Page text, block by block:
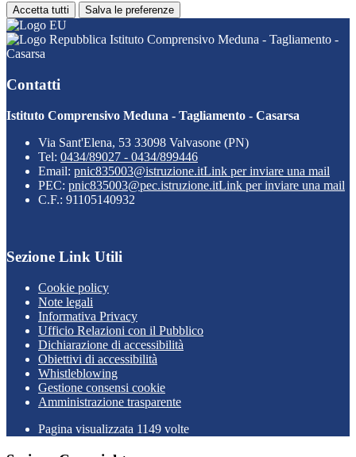
Accetta tutti Salva le preferenze
Istituto Comprensivo Meduna - Tagliamento -
Casarsa
Contatti
Istituto Comprensivo Meduna - Tagliamento - Casarsa
Via Sant'Elena, 53 33098 Valvasone (PN)
Tel: 0434/89027 - 0434/899446
Email: pnic835003@istruzione.itLink per inviare una mail
PEC: pnic835003@pec.istruzione.itLink per inviare una mail
C.F.: 91105140932
Sezione Link Utili
Cookie policy
Note legali
Informativa Privacy
Ufficio Relazioni con il Pubblico
Dichiarazione di accessibilità
Obiettivi di accessibilità
Whistleblowing
Gestione consensi cookie
Amministrazione trasparente
Pagina visualizzata 1149 volte